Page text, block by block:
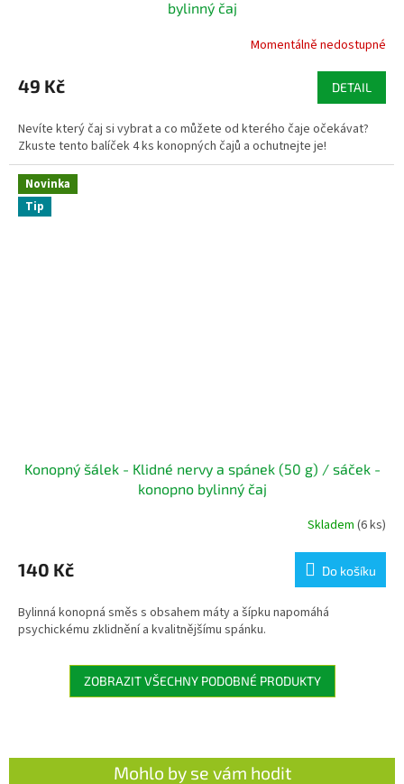
Mohlo by se vám hodit
bylinný čaj
Momentálně nedostupné
49 Kč DETAIL
Nevíte který čaj si vybrat a co můžete od kterého čaje očekávat?
Zkuste tento balíček 4 ks konopných čajů a ochutnejte je!
Novinka
Tip
Konopný šálek - Klidné nervy a spánek (50 g) / sáček -
konopno bylinný čaj
Skladem (6 ks)
140 Kč Do košíku
Bylinná konopná směs s obsahem máty a šípku napomáhá
psychickému zklidnění a kvalitnějšímu spánku.
ZOBRAZIT VŠECHNY PODOBNÉ PRODUKTY